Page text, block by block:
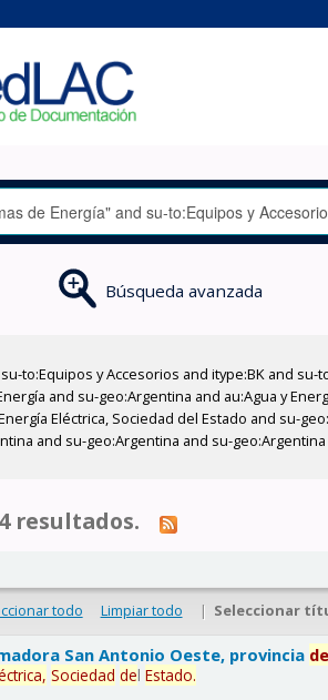
Búsqueda avanzada
y Accesorios and itype:BK and su-
and su-geo:Argentina and au:Agua y
Eléctrica, Sociedad del Estado and su-
and su-geo:Argentina and su-
resultados.
todo Limpiar todo | Seleccionar
San Antonio Oeste, provincia de
Sociedad delEstado.